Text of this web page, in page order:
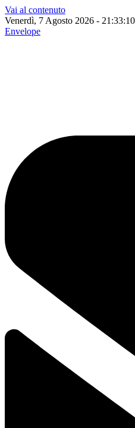
Vai al contenuto
Venerdì, 7 Agosto 2026 - 21:33:11
Envelope